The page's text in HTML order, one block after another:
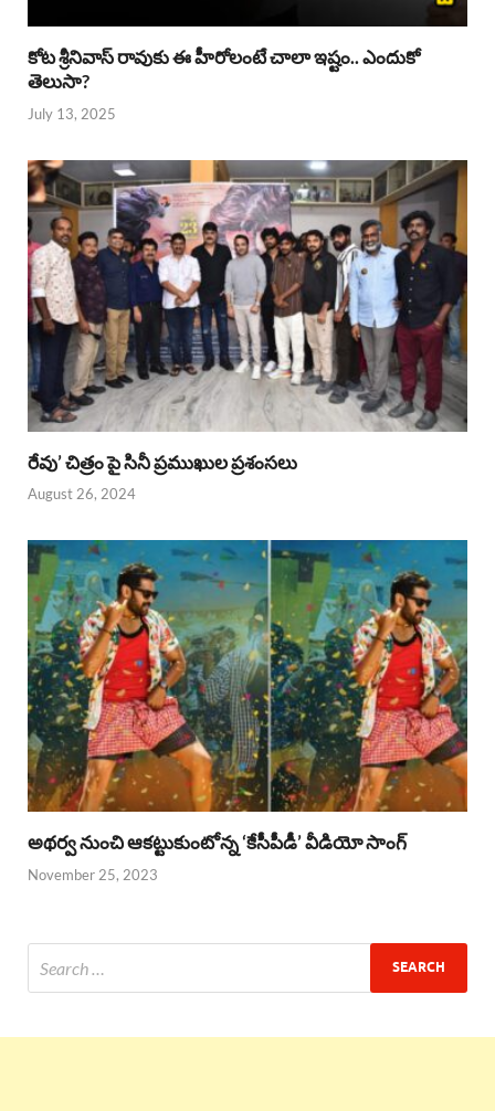
కోట శ్రీనివాస్ రావుకు ఈ హీరోలంటే చాలా ఇష్టం.. ఎందుకో
తెలుసా?
July 13, 2025
రేవు’ చిత్రం పై సినీ ప్రముఖుల ప్రశంసలు
August 26, 2024
అథర్వ నుంచి ఆకట్టుకుంటోన్న ‘కేసీపీడీ’ వీడియో సాంగ్
November 25, 2023